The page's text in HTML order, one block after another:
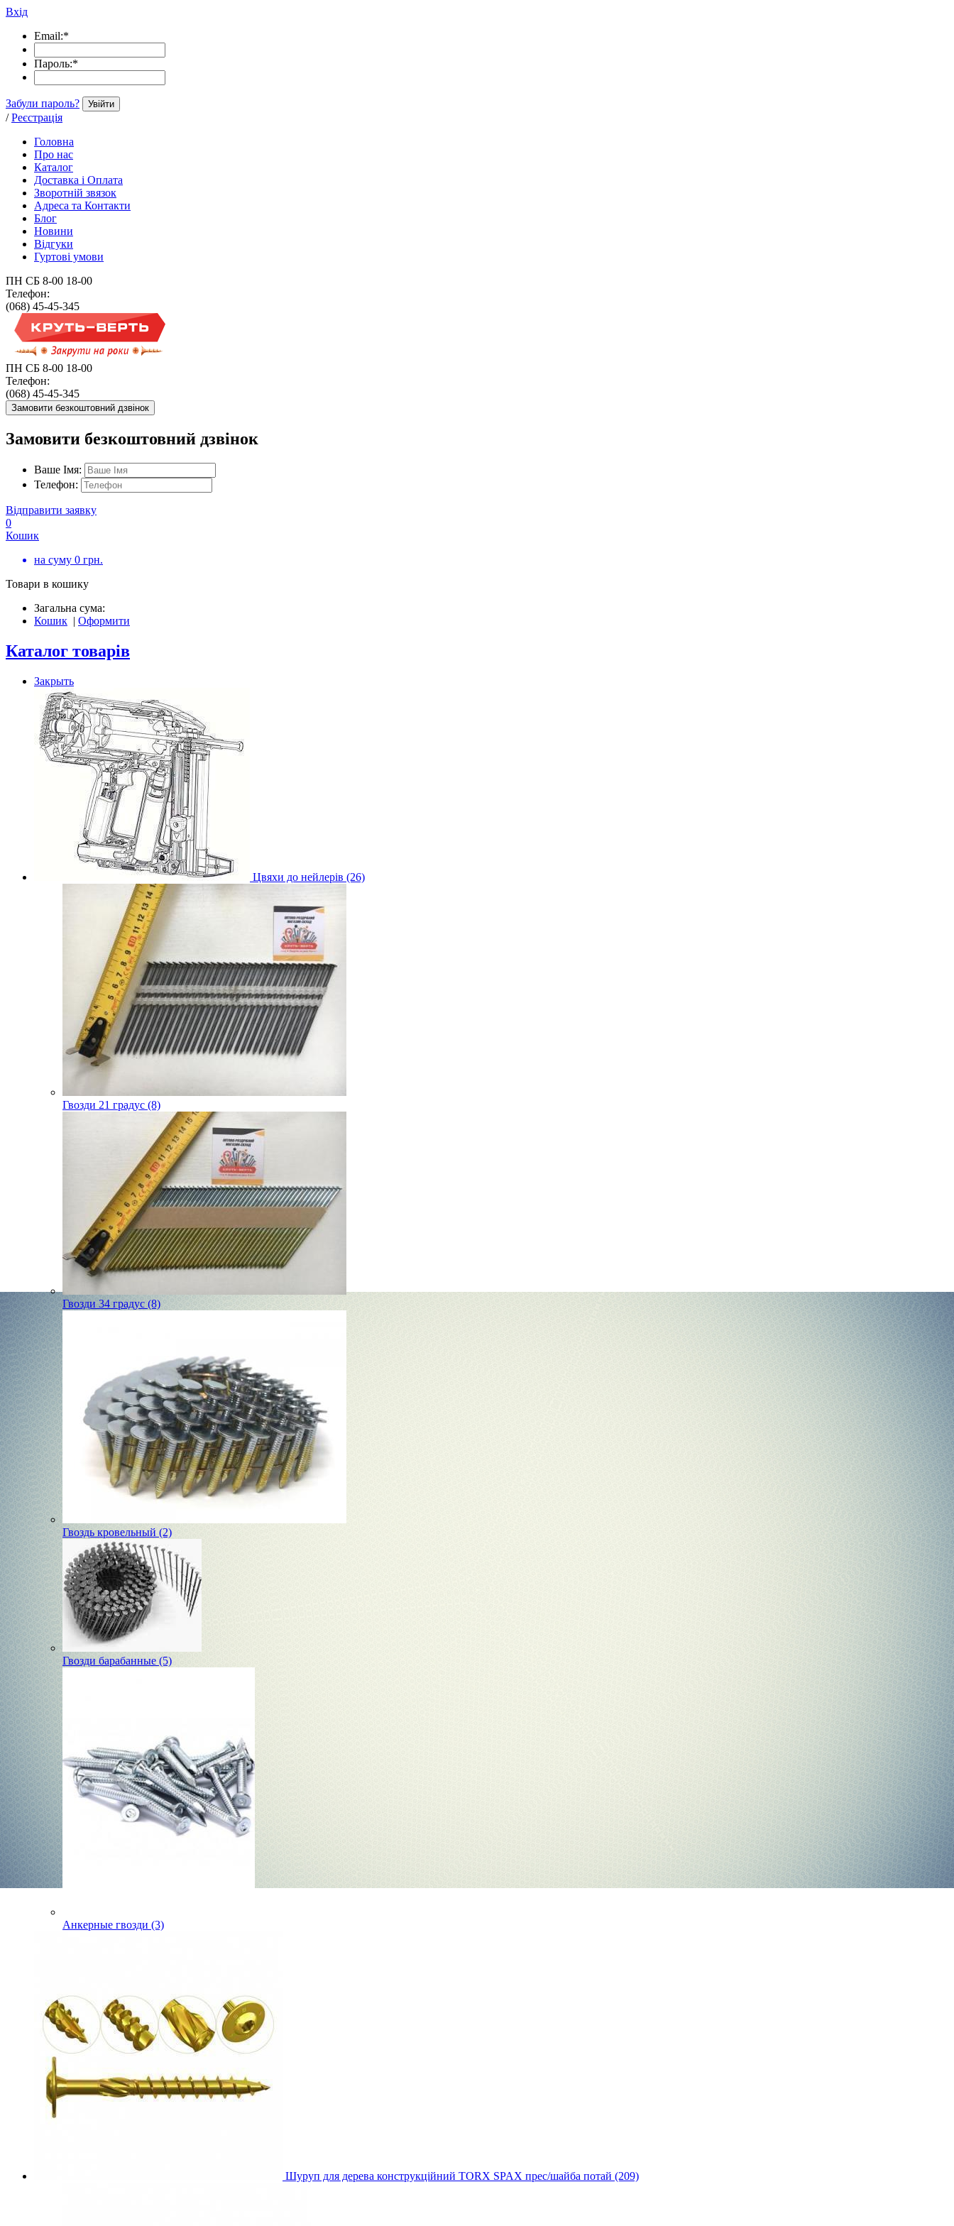
Вхід
Email:*
Пароль:*
Забули пароль? Увійти
/ Реєстрація
Головна
Про нас
Каталог
Доставка і Оплата
Зворотній звязок
Адреса та Контакти
Блог
Новини
Відгуки
Гуртові умови
ПН СБ 8-00 18-00
Телефон:
(068) 45-45-345
ПН СБ 8-00 18-00
Телефон:
(068) 45-45-345
Замовити безкоштовний дзвінок
Замовити безкоштовний дзвінок
Ваше Імя:
Телефон:
Відправити заявку
0
Кошик
на суму 0 грн.
Товари в кошику
Загальна сума:
Кошик | Оформити
Каталог товарів
Закрыть
Цвяхи до нейлерів (26)
Гвозди 21 градус (8)
Гвозди 34 градус (8)
Гвоздь кровельный (2)
Гвозди барабанные (5)
Анкерные гвозди (3)
Шуруп для дерева конструкційний TORX SPAX прес/шайба потай (209)